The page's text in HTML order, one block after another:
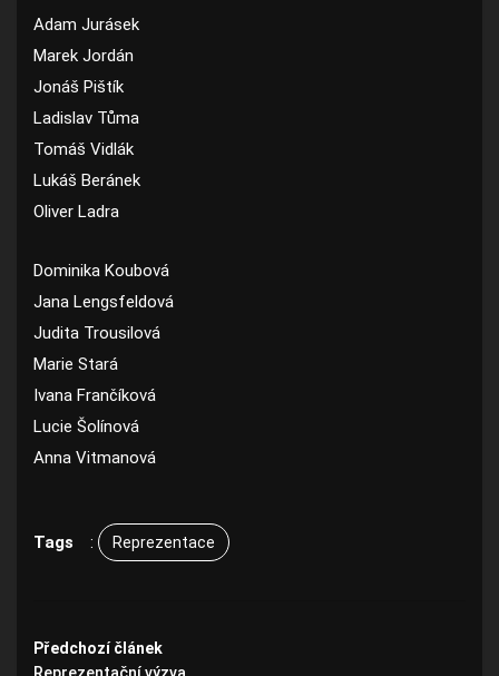
Adam Jurásek
Marek Jordán
Jonáš Pištík
Ladislav Tůma
Tomáš Vidlák
Lukáš Beránek
Oliver Ladra
Dominika Koubová
Jana Lengsfeldová
Judita Trousilová
Marie Stará
Ivana Frančíková
Lucie Šolínová
Anna Vitmanová
Tags : Reprezentace
Předchozí článek